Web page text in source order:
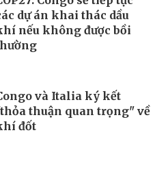
dự án khai thác dầu
nếu không được bồi
và Italia ký kết
thuận quan trọng" về
đốt